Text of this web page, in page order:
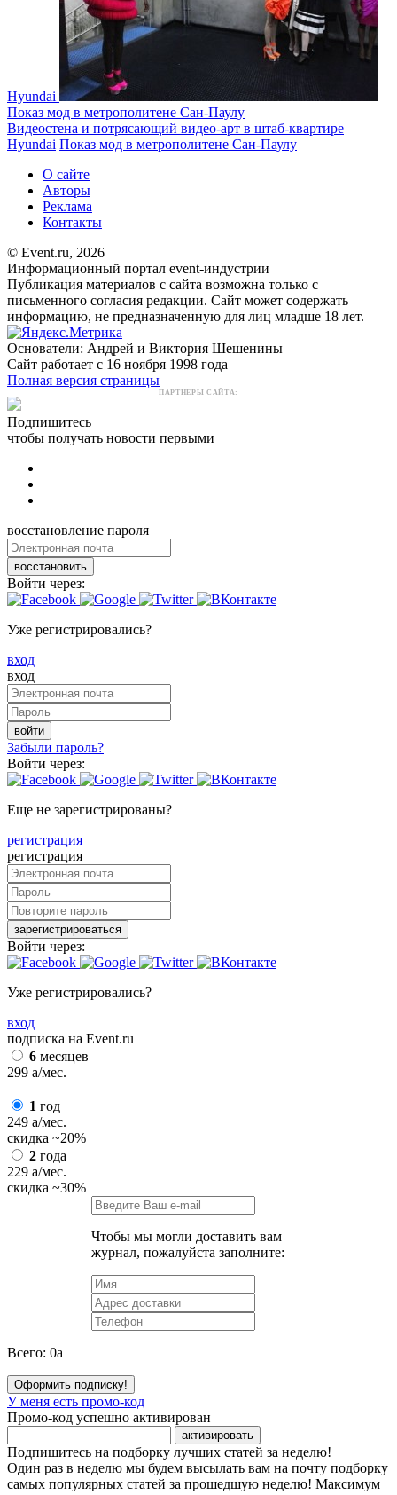
Hyundai
Показ мод в метрополитене Сан-Паулу
Видеостена и потрясающий видео-арт в штаб-квартире
Hyundai Показ мод в метрополитене Сан-Паулу
О сайте
Авторы
Реклама
Контакты
© Event.ru, 2026
Информационный портал event-индустрии
Публикация материалов с сайта возможна только с
письменного согласия редакции. Сайт может содержать
информацию, не предназначенную для лиц младше 18 лет.
Основатели: Андрей и Виктория Шешенины
Сайт работает с 16 ноября 1998 года
Полная версия страницы
ПАРТНЕРЫ САЙТА:
Подпишитесь
чтобы получать новости первыми
восстановление пароля
восстановить
Войти через:
Уже регистрировались?
вход
вход
войти
Забыли пароль?
Войти через:
Еще не зарегистрированы?
регистрация
регистрация
зарегистрироваться
Войти через:
Уже регистрировались?
вход
подписка на Event.ru
6 месяцев
299 a/мес.
1 год
249 a/мес.
скидка ~20%
2 года
229 a/мес.
скидка ~30%
Чтобы мы могли доставить вам
журнал, пожалуйста заполните:
Всего: 0a
Оформить подписку!
У меня есть промо-код
Промо-код успешно активирован
активировать
Подпишитесь на подборку лучших статей за неделю!
Один раз в неделю мы будем высылать вам на почту подборку
самых популярных статей за прошедшую неделю! Максимум